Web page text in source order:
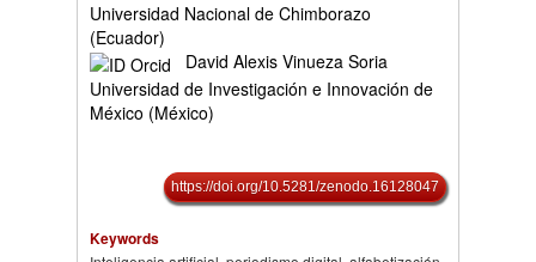
Universidad Nacional de Chimborazo
(Ecuador)
David Alexis Vinueza Soria
Universidad de Investigación e Innovación de
México (México)
https://doi.org/10.5281/zenodo.16128047
Keywords